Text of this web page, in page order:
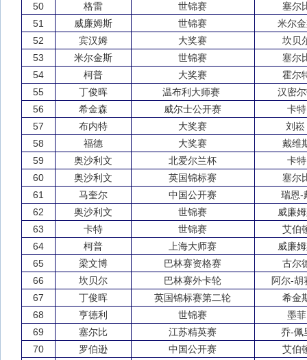
50
格雷 世锦赛
塞尔
51
威廉姆斯 世锦赛
米尔
52
宾汉姆 大奖赛
坎贝
53
米尔金斯 世锦赛
塞尔
54
柯普 大奖赛
霍尔
55
丁俊晖 温布利大师赛
汉密
56
希金森 威尔士公开赛
卡特
57
布内特 大奖赛
刘崧
58
福德 大奖赛
戴维
59
奥沙利文 北爱尔兰杯
卡特
60
奥沙利文 英国锦标赛
塞尔
61
马奎尔 中国公开赛
瑞恩-
62
奥沙利文 世锦赛
威廉
63
卡特 世锦赛
艾伯
64
柯普 上海大师赛
威廉
65
梁文博 巴林赛资格赛
古尔
66
坎贝尔 巴林赛外卡轮
阿尔-胡
67
丁俊晖 英国锦标赛第二轮
希金
68
亨德利 世锦赛
墨菲
69
塞尔比 江苏精英赛
乔-佩
70
罗伯逊 中国公开赛
艾伯